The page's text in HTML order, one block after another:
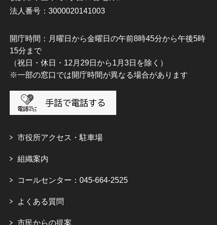
法人番号：3000020141003
開庁時間：月曜日から金曜日の午前8時45分から午後5時
15分まで
（祝日・休日・12月29日から1月3日を除く）
※一部の窓口では開庁時間が異なる場合があります
市役所アクセス・駐車場
組織案内
コールセンター：045-664-2525
よくある質問
市民からの提案